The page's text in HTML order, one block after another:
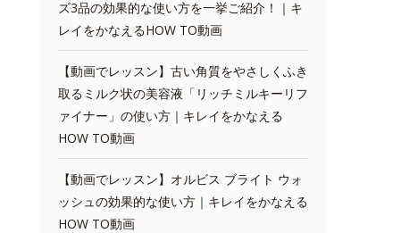
ズ3品の効果的な使い方を一挙ご紹介！｜キ
レイをかなえるHOW TO動画
【動画でレッスン】古い角質をやさしくふき
取るミルク状の美容液「リッチミルキーリフ
ァイナー」の使い方｜キレイをかなえる
HOW TO動画
【動画でレッスン】オルビス ブライト ウォ
ッシュの効果的な使い方｜キレイをかなえる
HOW TO動画